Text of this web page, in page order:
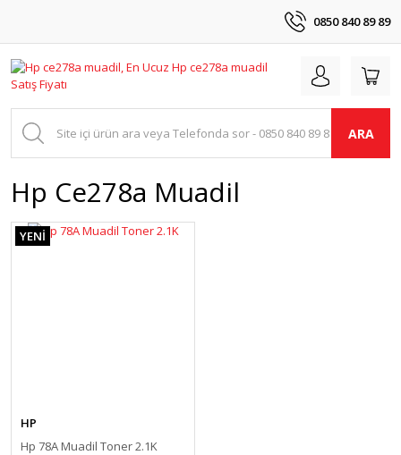
0850 840 89 89
ARA
Hp Ce278a Muadil
YENİ
HP
Hp 78A Muadil Toner 2.1K